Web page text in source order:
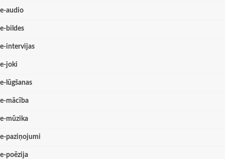
e-audio
e-bildes
e-intervijas
e-joki
e-lūgšanas
e-mācība
e-mūzika
e-paziņojumi
e-poēzija